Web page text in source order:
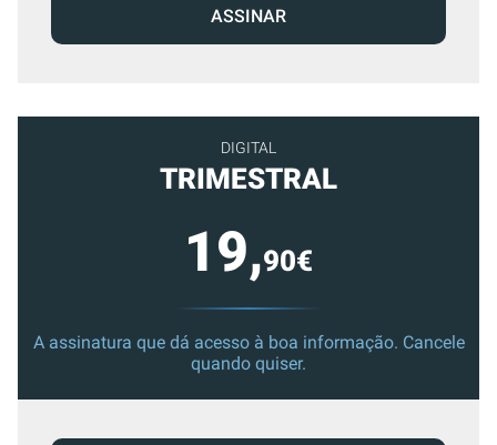
ASSINAR
DIGITAL
TRIMESTRAL
19,90€
A assinatura que dá acesso à boa informação. Cancele
quando quiser.